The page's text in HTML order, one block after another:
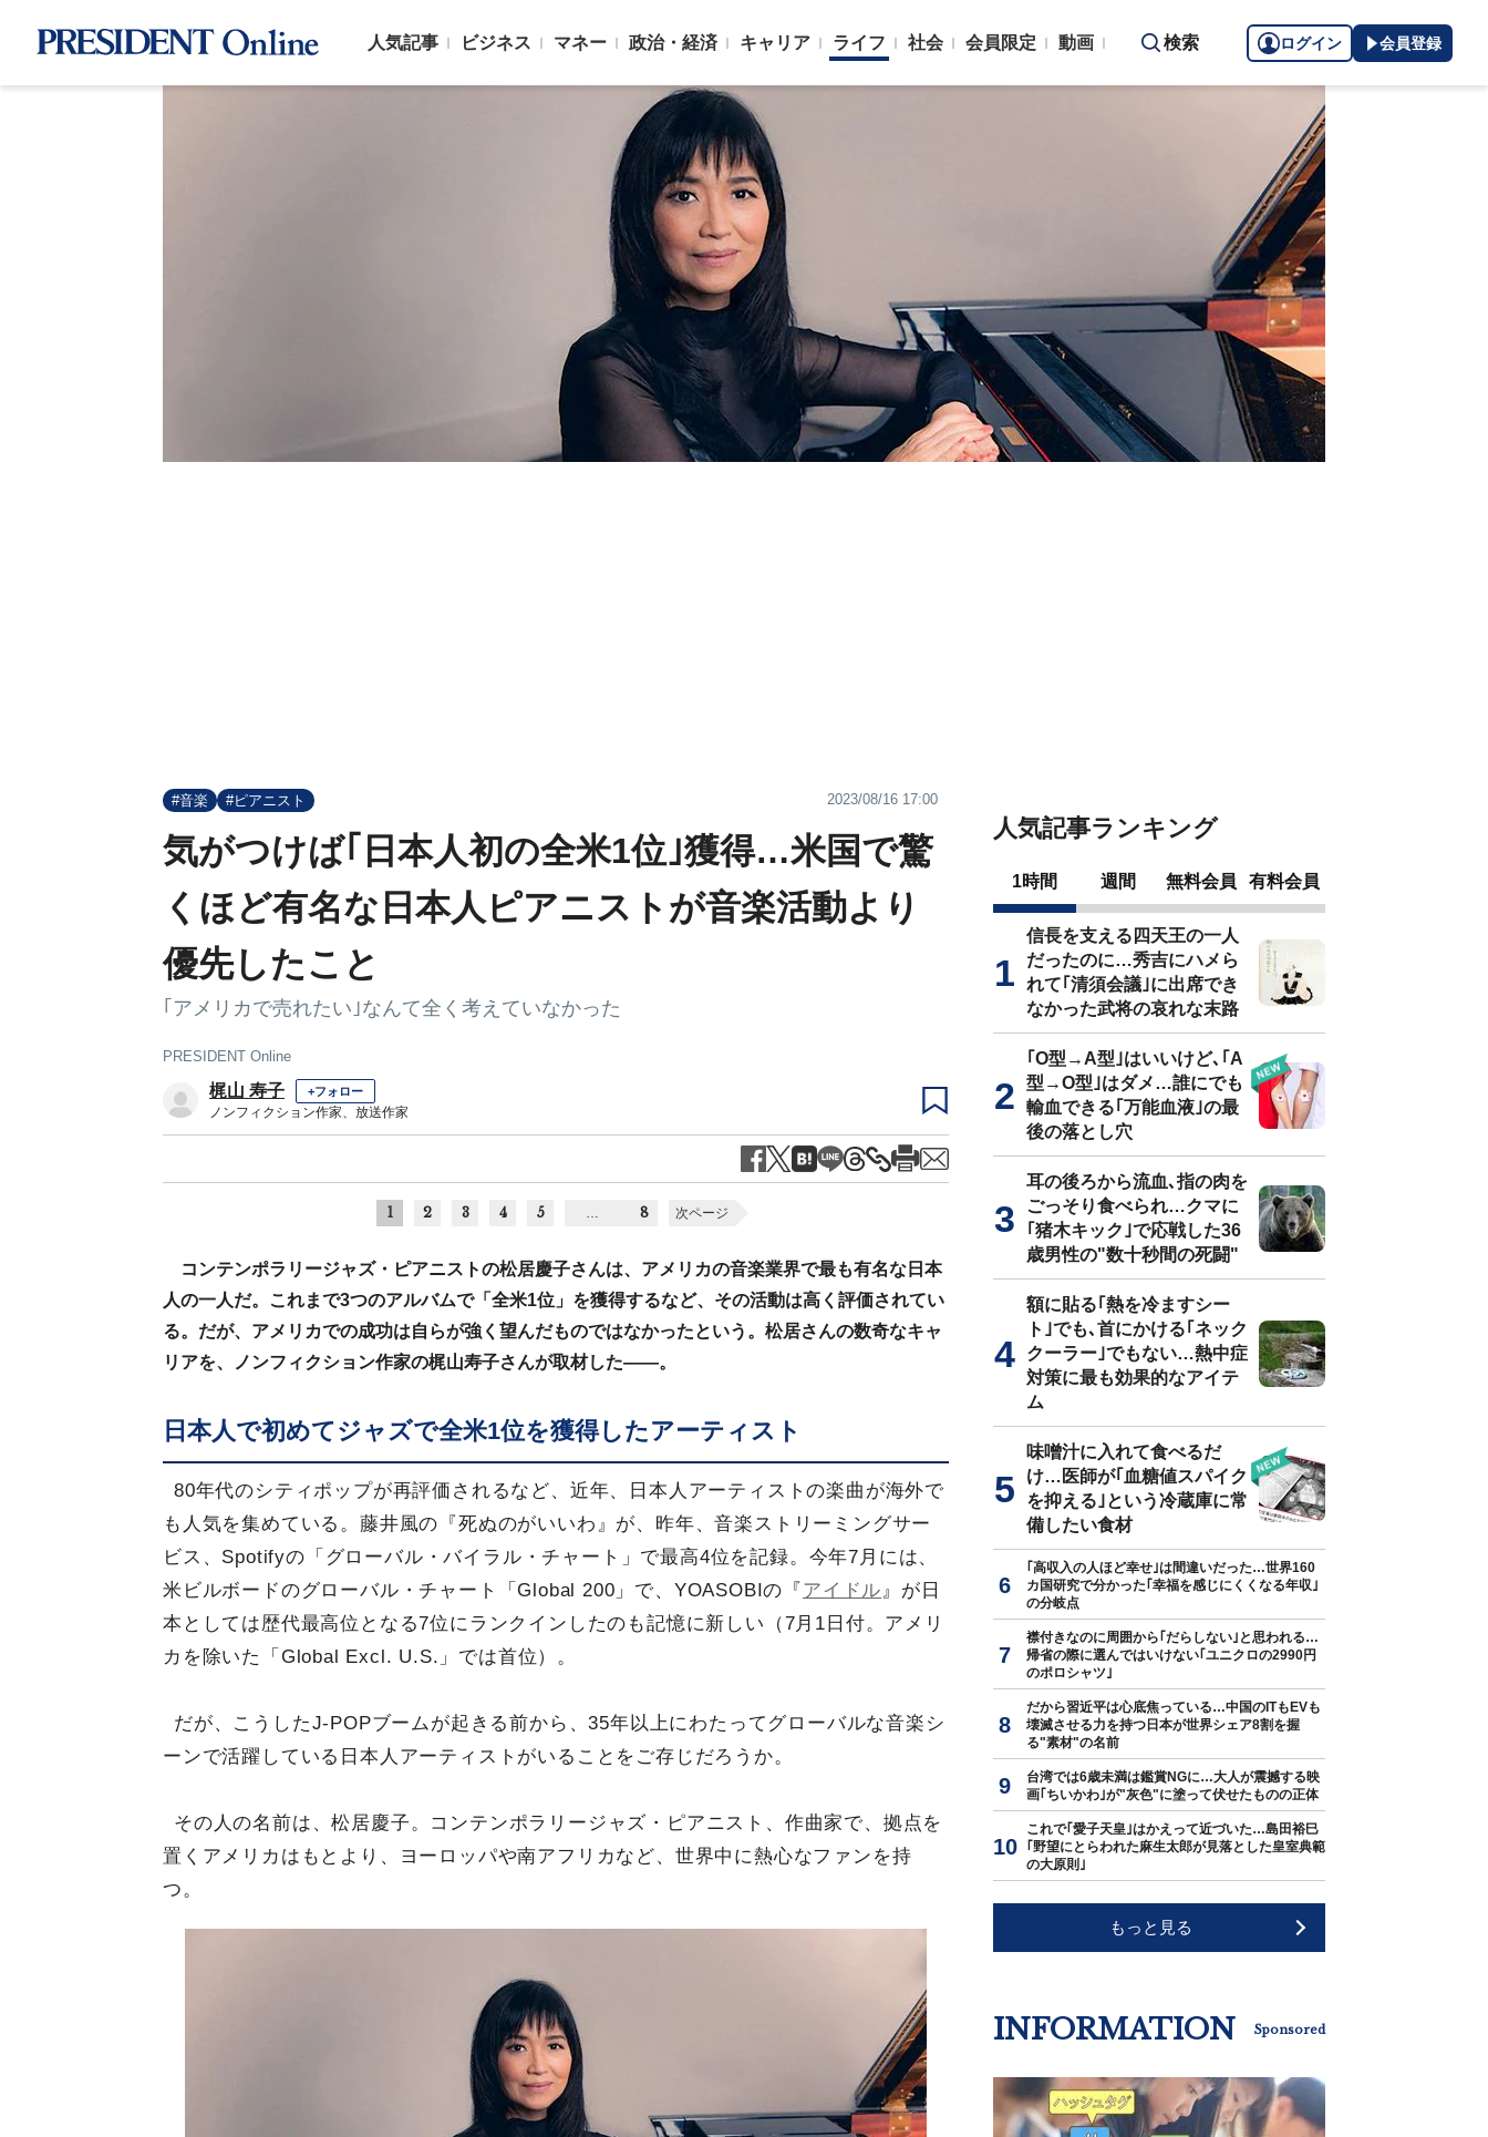
人気記事 ビジネス マネー 政治・経済 キャリア ライフ 社会 会員限定 動画 検索 ログイン 会員登録
#音楽 #ピアニスト 2023/08/16 17:00
気がつけば｢日本人初の全米1位｣獲得…米国で驚
くほど有名な日本人ピアニストが音楽活動より
優先したこと
｢アメリカで売れたい｣なんて全く考えていなかった
PRESIDENT Online
梶山 寿子 +フォロー
ノンフィクション作家、放送作家
1 2 3 4 5 … 8 次ページ
コンテンポラリージャズ・ピアニストの松居慶子さんは、アメリカの音楽業界で最も有名な日本
人の一人だ。これまで3つのアルバムで「全米1位」を獲得するなど、その活動は高く評価されてい
る。だが、アメリカでの成功は自らが強く望んだものではなかったという。松居さんの数奇なキャ
リアを、ノンフィクション作家の梶山寿子さんが取材した――。
日本人で初めてジャズで全米1位を獲得したアーティスト
80年代のシティポップが再評価されるなど、近年、日本人アーティストの楽曲が海外で
も人気を集めている。藤井風の『死ぬのがいいわ』が、昨年、音楽ストリーミングサー
ビス、Spotifyの「グローバル・バイラル・チャート」で最高4位を記録。今年7月には、
米ビルボードのグローバル・チャート「Global 200」で、YOASOBIの『 アイドル』が日
本としては歴代最高位となる7位にランクインしたのも記憶に新しい（7月1日付。アメリ
カを除いた「Global Excl. U.S.」では首位）。
だが、こうしたJ-POPブームが起きる前から、35年以上にわたってグローバルな音楽シ
ーンで活躍している日本人アーティストがいることをご存じだろうか。
その人の名前は、松居慶子。コンテンポラリージャズ・ピアニスト、作曲家で、拠点を
置くアメリカはもとより、ヨーロッパや南アフリカなど、世界中に熱心なファンを持
つ。
人気記事ランキング
1時間 週間 無料会員 有料会員
信長を支える四天王の一人
だったのに…秀吉にハメら
れて｢清須会議｣に出席でき
なかった武将の哀れな末路
｢O型→A型｣はいいけど､｢A
型→O型｣はダメ…誰にでも
輸血できる｢万能血液｣の最
後の落とし穴
耳の後ろから流血､指の肉を
ごっそり食べられ…クマに
｢猪木キック｣で応戦した36
歳男性の"数十秒間の死闘"
額に貼る｢熱を冷ますシー
ト｣でも､首にかける｢ネック
クーラー｣でもない…熱中症
対策に最も効果的なアイテ
ム
味噌汁に入れて食べるだ
け…医師が｢血糖値スパイク
を抑える｣という冷蔵庫に常
備したい食材
｢高収入の人ほど幸せ｣は間違いだった…世界160
カ国研究で分かった｢幸福を感じにくくなる年収｣
の分岐点
襟付きなのに周囲から｢だらしない｣と思われる…
帰省の際に選んではいけない｢ユニクロの2990円
のポロシャツ｣
だから習近平は心底焦っている…中国のITもEVも
壊滅させる力を持つ日本が世界シェア8割を握
る"素材"の名前
台湾では6歳未満は鑑賞NGに…大人が震撼する映
画｢ちいかわ｣が"灰色"に塗って伏せたものの正体
これで｢愛子天皇｣はかえって近づいた…島田裕巳
｢野望にとらわれた麻生太郎が見落とした皇室典範
の大原則｣
もっと見る
INFORMATION Sponsored